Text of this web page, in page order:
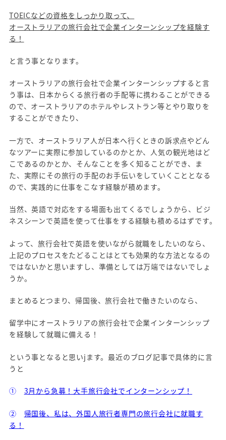
TOEICなどの資格をしっかり取って、
オーストラリアの旅行会社で企業インターンシップを経験す
る！
と言う事となります。
オーストラリアの旅行会社で企業インターンシップすると言
う事は、日本からくる旅行者の手配等に携わることができる
ので、オーストラリアのホテルやレストラン等とやり取りを
することができたり、
一方で、オーストラリア人が日本へ行くときの訴求点やどん
なツアーに実際に参加しているのかとか、人気の観光地はど
こであるのかとか、そんなことを多く知ることができ、ま
た、実際にその旅行の手配のお手伝いをしていくこととなる
ので、実践的に仕事をこなす経験が積めます。
当然、英語で対応をする場面も出てくるでしょうから、ビジ
ネスシーンで英語を使って仕事をする経験も積めるはずです。
よって、旅行会社で英語を使いながら就職をしたいのなら、
上記のプロセスをたどることはとても効果的な方法となるの
ではないかと思いますし、準備としては万端ではないでしょ
うか。
まとめるとつまり、帰国後、旅行会社で働きたいのなら、
留学中にオーストラリアの旅行会社で企業インターンシップ
を経験して就職に備える！
という事となると思いjます。最近のブログ記事で具体的に言
うと
① 3月から急募！大手旅行会社でインターンシップ！
②
帰国後、私は、外国人旅行者専門の旅行会社に就職す
る！